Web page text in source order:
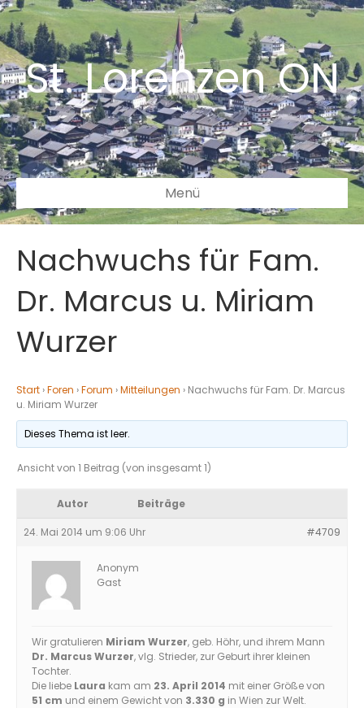
St. Lorenzen ON
Menü
Nachwuchs für Fam.
Dr. Marcus u. Miriam
Wurzer
Start ›Foren ›Forum ›Mitteilungen › Nachwuchs für Fam. Dr. Marcus
u. Miriam Wurzer
Dieses Thema ist leer.
Ansicht von 1 Beitrag (von insgesamt 1)
Autor Beiträge
24. Mai 2014 um 9:06 Uhr #4709
Anonym
Gast
Wir gratulieren Miriam Wurzer, geb. Höhr, und ihrem Mann
Dr. Marcus Wurzer, vlg. Strieder, zur Geburt ihrer kleinen
Tochter.
Die liebe Laura kam am 23. April 2014 mit einer Größe von
51 cm und einem Gewicht von 3.330 g in Wien zur Welt.